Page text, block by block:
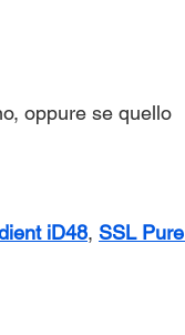
oppure se quello
iD48, SSL Pure